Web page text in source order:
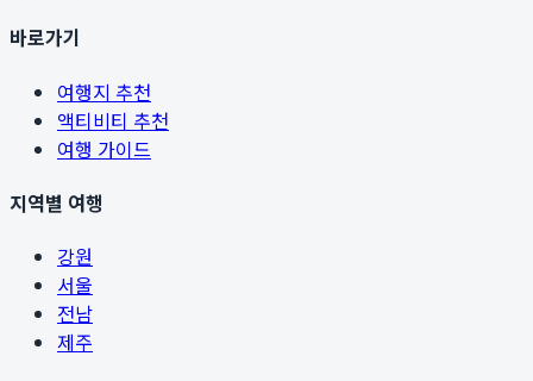
바로가기
여행지 추천
액티비티 추천
여행 가이드
지역별 여행
강원
서울
전남
제주